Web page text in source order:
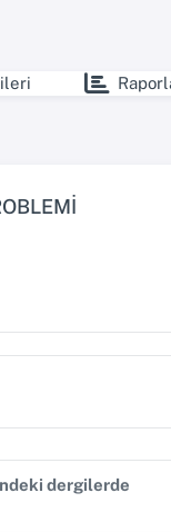
dergilerde